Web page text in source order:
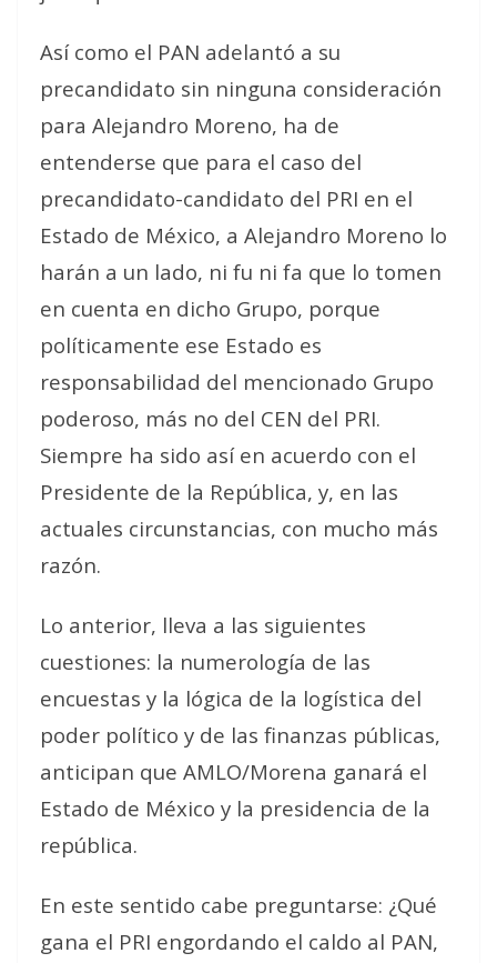
Así como el PAN adelantó a su
precandidato sin ninguna consideración
para Alejandro Moreno, ha de
entenderse que para el caso del
precandidato-candidato del PRI en el
Estado de México, a Alejandro Moreno lo
harán a un lado, ni fu ni fa que lo tomen
en cuenta en dicho Grupo, porque
políticamente ese Estado es
responsabilidad del mencionado Grupo
poderoso, más no del CEN del PRI.
Siempre ha sido así en acuerdo con el
Presidente de la República, y, en las
actuales circunstancias, con mucho más
razón.
Lo anterior, lleva a las siguientes
cuestiones: la numerología de las
encuestas y la lógica de la logística del
poder político y de las finanzas públicas,
anticipan que AMLO/Morena ganará el
Estado de México y la presidencia de la
república.
En este sentido cabe preguntarse: ¿Qué
gana el PRI engordando el caldo al PAN,